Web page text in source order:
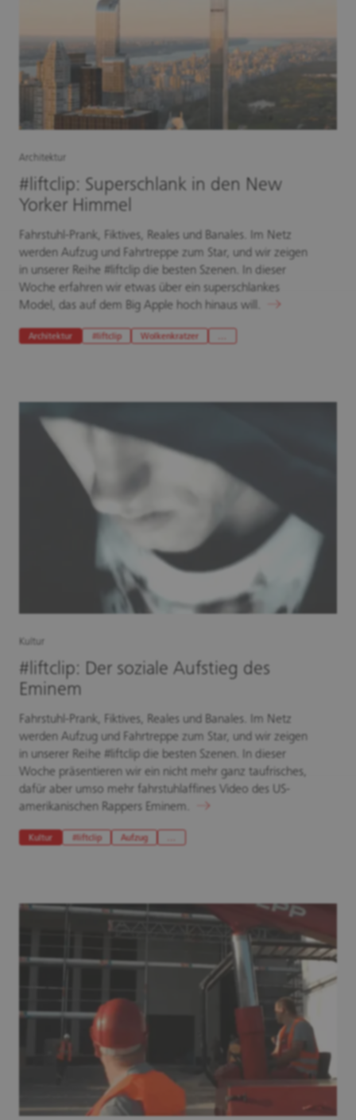
Architektur
#liftclip: Superschlank in den New
Yorker Himmel
Fahrstuhl-Prank, Fiktives, Reales und Banales. Im Netz
werden Aufzug und Fahrtreppe zum Star, und wir zeigen
in unserer Reihe #liftclip die besten Szenen. In dieser
Woche erfahren wir etwas über ein superschlankes
Model, das auf dem Big Apple hoch hinaus will.
Architektur #liftclip Wolkenkratzer
Kultur
#liftclip: Der soziale Aufstieg des
Eminem
Fahrstuhl-Prank, Fiktives, Reales und Banales. Im Netz
werden Aufzug und Fahrtreppe zum Star, und wir zeigen
in unserer Reihe #liftclip die besten Szenen. In dieser
Woche präsentieren wir ein nicht mehr ganz taufrisches,
dafür aber umso mehr fahrstuhlaffines Video des US-
amerikanischen Rappers Eminem.
Kultur #liftclip Aufzug